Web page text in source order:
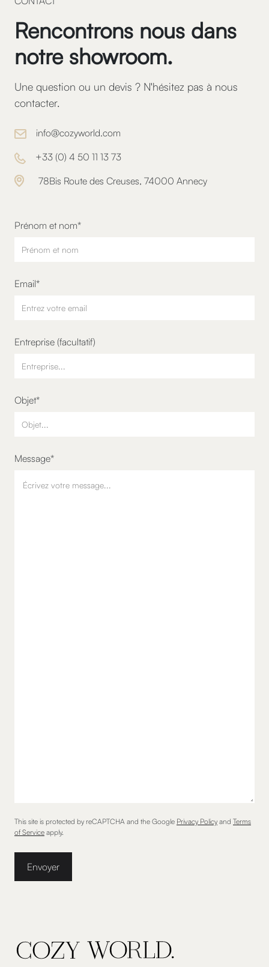
Rencontrons nous dans
notre showroom.
Une question ou un devis ? N'hésitez pas à nous
contacter.
info@cozyworld.com
+33 (0) 4 50 11 13 73
78Bis Route des Creuses, 74000 Annecy
Prénom et nom*
Email*
Entreprise (facultatif)
Objet*
Message*
This site is protected by reCAPTCHA and the Google Privacy Policy and Terms
of Service apply.
Envoyer